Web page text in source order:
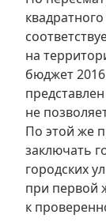
на
бюджет
не
По этой же
заключать
городских
при первой
к